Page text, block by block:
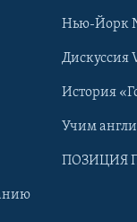
Нью-Йорк
Дискуссия
История
Учим
ПОЗИЦИЯ